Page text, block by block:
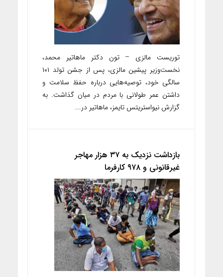
توریست مالزی – تون دکتر ماهاتیر محمد،
نخست‌وزیر پیشین مالزی، پس از جشن تولد ۱۰۱
سالگی خود، توصیه‌هایی درباره حفظ سلامت و
داشتن عمر طولانی با مردم در میان گذاشت. به
گزارش نیواستریتس تایمز، ماهاتیر در...
بازداشت نزدیک به ۳۷ هزار مهاجر
غیرقانونی و ۹۷۸ کارفرما